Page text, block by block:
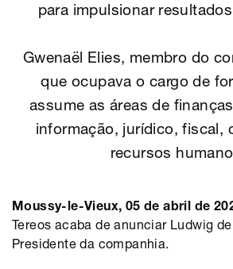
para impulsionar
Gwenaël Elies, membro do
que ocupava o cargo de
assume as áreas de
informação, jurídico, fiscal,
recursos
Moussy-le-Vieux, 05 de abril de
Tereos acaba de anunciar Ludwig
Presidente da companhia.